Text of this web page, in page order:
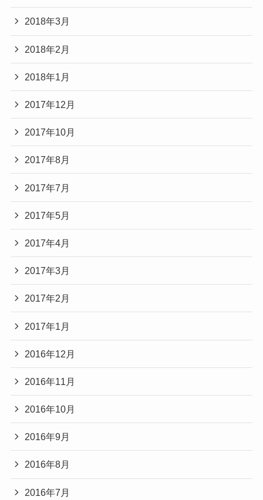
2018年3月
2018年2月
2018年1月
2017年12月
2017年10月
2017年8月
2017年7月
2017年5月
2017年4月
2017年3月
2017年2月
2017年1月
2016年12月
2016年11月
2016年10月
2016年9月
2016年8月
2016年7月